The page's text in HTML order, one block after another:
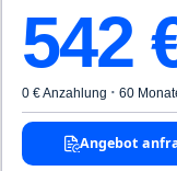
542
0 € Anzahlung · 60
Angebot